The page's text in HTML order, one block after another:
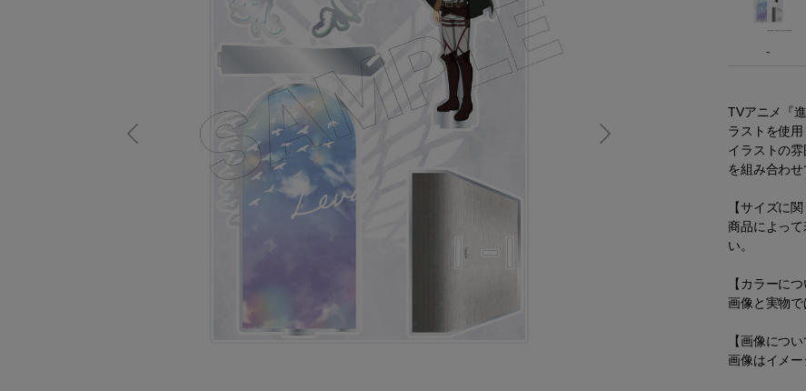
-
TVアニメ『
ラストを使
イラストの
を組み合わ
【サイズに関
商品によっ
い。
【カラーにつ
画像と実物
【画像につい
画像はイメ